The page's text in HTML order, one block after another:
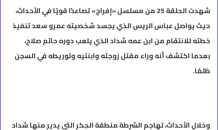
شهدت الحلقة 25 من مسلسل «إفراج» تصاعدًا قويًا في الأحداث،
حيث يواصل عباس الريس الذي يجسد شخصيته عمرو سعد تنفيذ
خطته للانتقام من ابن عمه شداد الذي يلعب دوره حاتم صلاح،
بعدما اكتشف أنه وراء مقتل زوجته وابنتيه وتوريطه في السجن
ظلمًا.
وخلال الأحداث، تهاجم الشرطة منطقة الحِكر التي يدير منها شداد